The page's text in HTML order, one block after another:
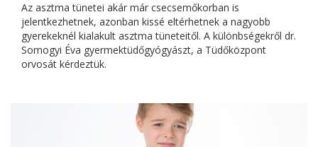
Az asztma tünetei akár már csecsemőkorban is
jelentkezhetnek, azonban kissé eltérhetnek a nagyobb
gyerekeknél kialakult asztma tüneteitől. A különbségekről dr.
Somogyi Éva gyermektüdőgyógyászt, a Tüdőközpont
orvosát kérdeztük.